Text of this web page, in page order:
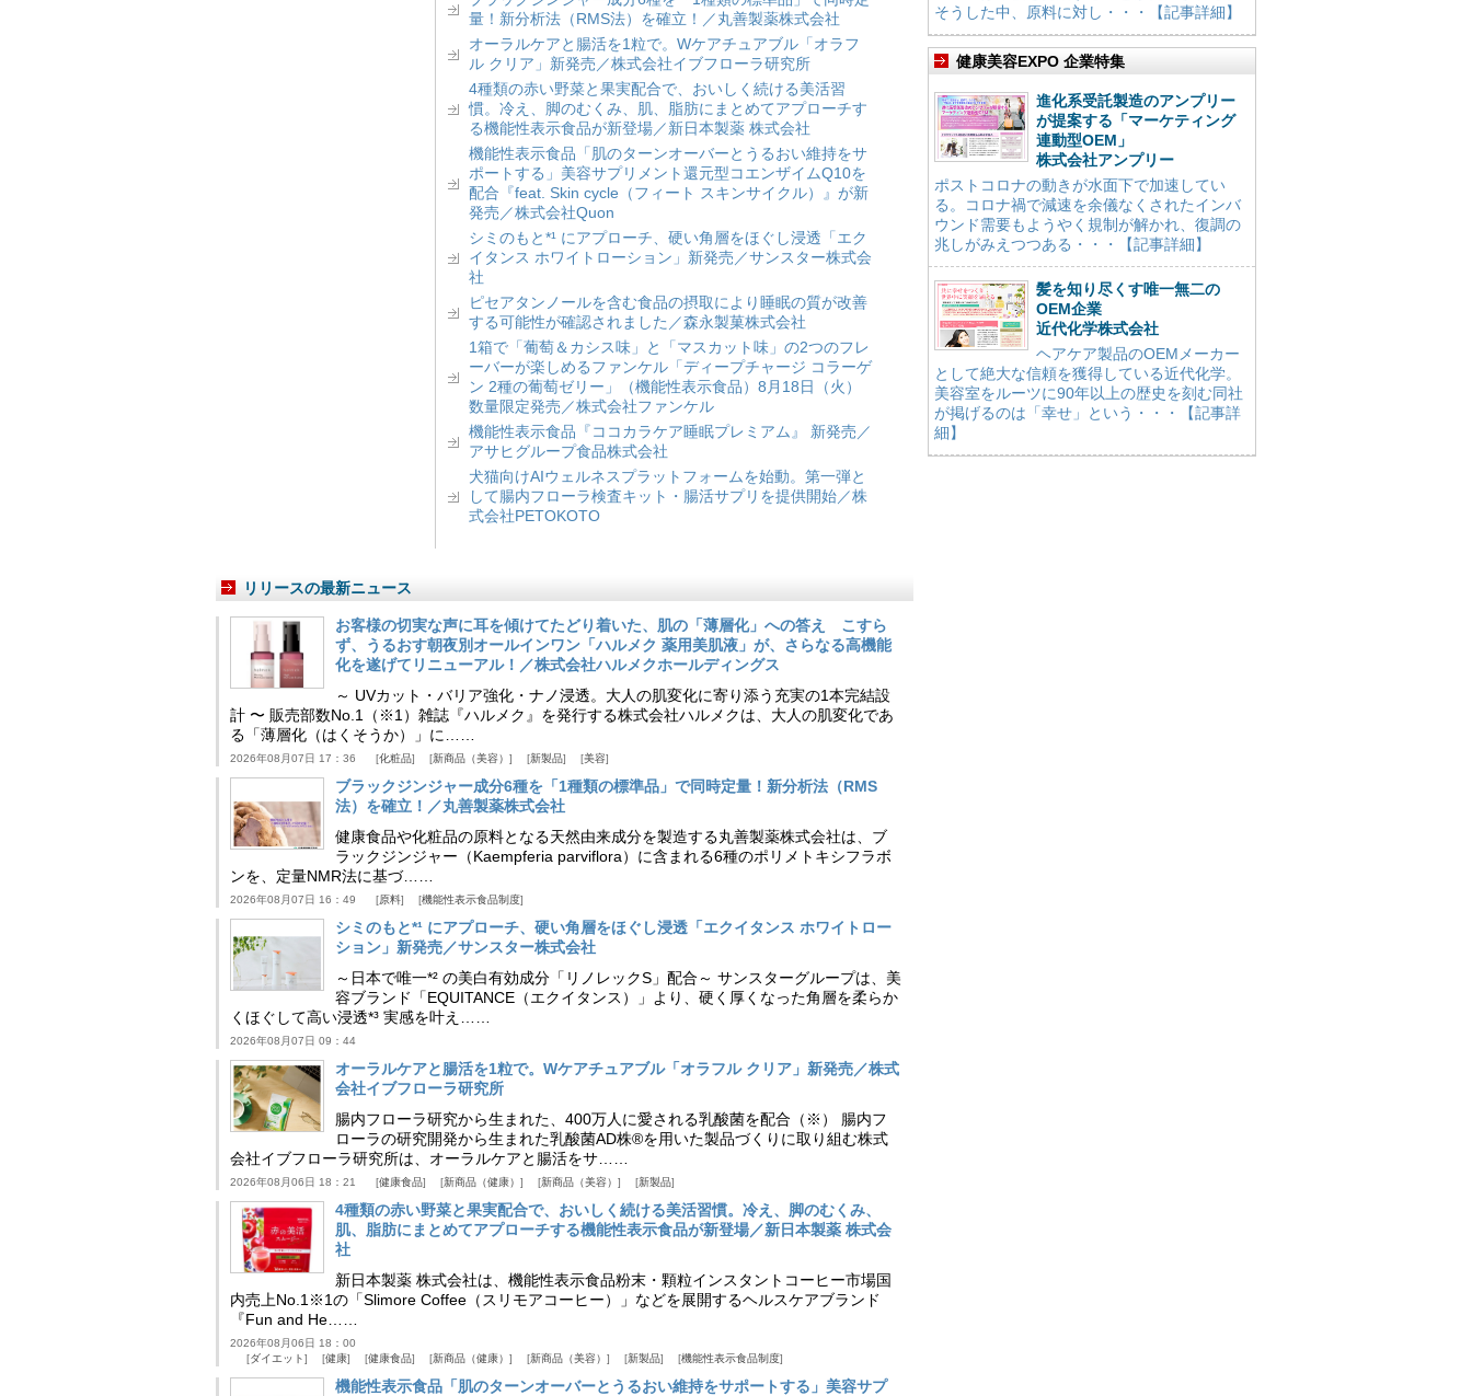
量！新分析法（RMS法）を確立！／丸善製薬株式会社
オーラルケアと腸活を1粒で。Wケアチュアブル「オラフ
ル クリア」新発売／株式会社イブフローラ研究所
4種類の赤い野菜と果実配合で、おいしく続ける美活習
慣。冷え、脚のむくみ、肌、脂肪にまとめてアプローチす
る機能性表示食品が新登場／新日本製薬 株式会社
機能性表示食品「肌のターンオーバーとうるおい維持をサ
ポートする」美容サプリメント還元型コエンザイムQ10を
配合『feat. Skin cycle（フィート スキンサイクル）』が新
発売／株式会社Quon
シミのもと*¹ にアプローチ、硬い角層をほぐし浸透「エク
イタンス ホワイトローション」新発売／サンスター株式会
社
ピセアタンノールを含む食品の摂取により睡眠の質が改善
する可能性が確認されました／森永製菓株式会社
1箱で「葡萄＆カシス味」と「マスカット味」の2つのフレ
ーバーが楽しめるファンケル「ディープチャージ コラーゲ
ン 2種の葡萄ゼリー」（機能性表示食品）8月18日（火）
数量限定発売／株式会社ファンケル
機能性表示食品『ココカラケア睡眠プレミアム』 新発売／
アサヒグループ食品株式会社
犬猫向けAIウェルネスプラットフォームを始動。第一弾と
して腸内フローラ検査キット・腸活サプリを提供開始／株
式会社PETOKOTO
リリースの最新ニュース
お客様の切実な声に耳を傾けてたどり着いた、肌の「薄層化」への答え こすら
ず、うるおす朝夜別オールインワン「ハルメク 薬用美肌液」が、さらなる高機能
化を遂げてリニューアル！／株式会社ハルメクホールディングス
～ UVカット・バリア強化・ナノ浸透。大人の肌変化に寄り添う充実の1本完結設
計 〜 販売部数No.1（※1）雑誌『ハルメク』を発行する株式会社ハルメクは、大人の肌変化であ
る「薄層化（はくそうか）」に……
2026年08月07日 17：36 化粧品 新商品（美容） 新製品 美容
ブラックジンジャー成分6種を「1種類の標準品」で同時定量！新分析法（RMS
法）を確立！／丸善製薬株式会社
健康食品や化粧品の原料となる天然由来成分を製造する丸善製薬株式会社は、ブ
ラックジンジャー（Kaempferia parviflora）に含まれる6種のポリメトキシフラボ
ンを、定量NMR法に基づ……
2026年08月07日 16：49 原料 機能性表示食品制度
シミのもと*¹ にアプローチ、硬い角層をほぐし浸透「エクイタンス ホワイトロー
ション」新発売／サンスター株式会社
～日本で唯一*² の美白有効成分「リノレックS」配合～ サンスターグループは、美
容ブランド「EQUITANCE（エクイタンス）」より、硬く厚くなった角層を柔らか
くほぐして高い浸透*³ 実感を叶え……
2026年08月07日 09：44
オーラルケアと腸活を1粒で。Wケアチュアブル「オラフル クリア」新発売／株式
会社イブフローラ研究所
腸内フローラ研究から生まれた、400万人に愛される乳酸菌を配合（※） 腸内フ
ローラの研究開発から生まれた乳酸菌AD株®を用いた製品づくりに取り組む株式
会社イブフローラ研究所は、オーラルケアと腸活をサ……
2026年08月06日 18：21 健康食品 新商品（健康） 新商品（美容） 新製品
4種類の赤い野菜と果実配合で、おいしく続ける美活習慣。冷え、脚のむくみ、
肌、脂肪にまとめてアプローチする機能性表示食品が新登場／新日本製薬 株式会
社
新日本製薬 株式会社は、機能性表示食品粉末・顆粒インスタントコーヒー市場国
内売上No.1※1の「Slimore Coffee（スリモアコーヒー）」などを展開するヘルスケアブランド
『Fun and He……
2026年08月06日 18：00
ダイエット
健康 健康食品 新商品（健康） 新商品（美容） 新製品 機能性表示食品制度
機能性表示食品「肌のターンオーバーとうるおい維持をサポートする」美容サプ
そうした中、原料に対し・・・【記事詳細】
健康美容EXPO 企業特集
進化系受託製造のアンプリー
が提案する「マーケティング
連動型OEM」
株式会社アンプリー
ポストコロナの動きが水面下で加速してい
る。コロナ禍で減速を余儀なくされたインバ
ウンド需要もようやく規制が解かれ、復調の
兆しがみえつつある・・・【記事詳細】
髪を知り尽くす唯一無二の
OEM企業
近代化学株式会社
ヘアケア製品のOEMメーカー
として絶大な信頼を獲得している近代化学。
美容室をルーツに90年以上の歴史を刻む同社
が掲げるのは「幸せ」という・・・【記事詳
細】